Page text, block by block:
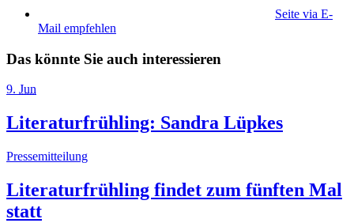
Seite via E-
Mail empfehlen
Das könnte Sie auch interessieren
9. Jun
Literaturfrühling: Sandra Lüpkes
Pressemitteilung
Literaturfrühling findet zum fünften Mal
statt